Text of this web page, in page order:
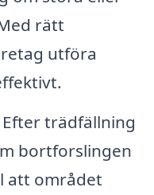
rätt
utföra
Efter trädfällning
bortforslingen
att området